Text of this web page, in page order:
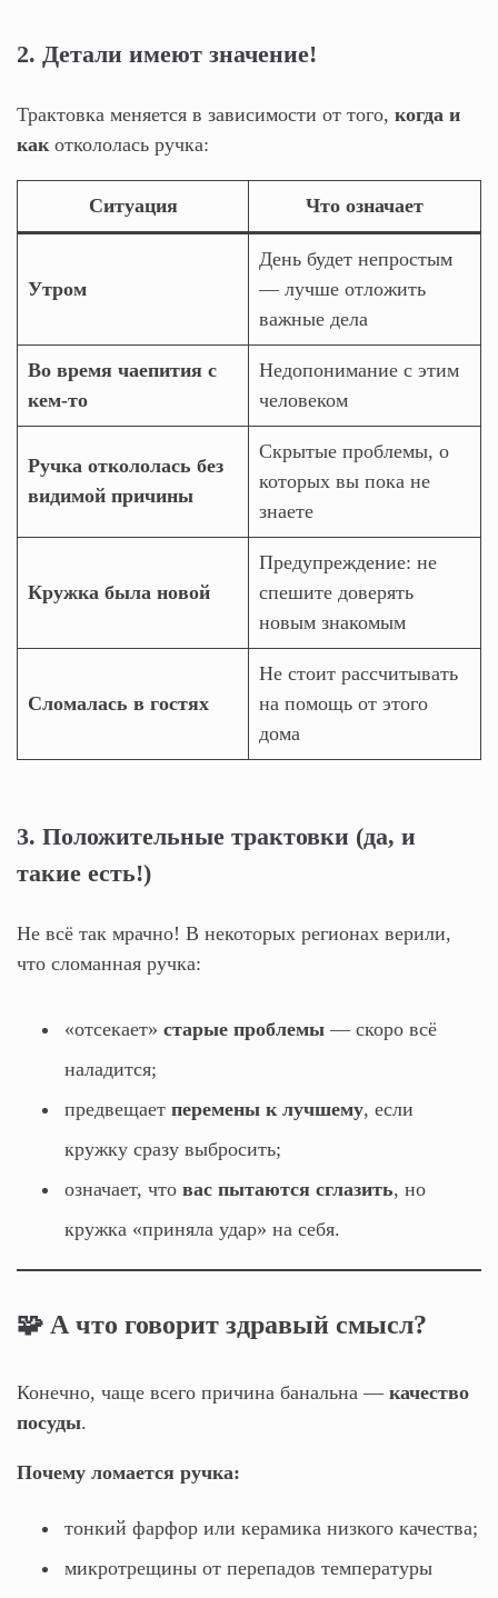
2. Детали имеют значение!
Трактовка меняется в зависимости от того, когда и
какоткололась ручка:
Ситуация Что означает
Утром
День будет непростым
— лучше отложить
важные дела
Во время чаепития с
кем‑то
Недопонимание с этим
человеком
Ручка откололась без
видимой причины
Скрытые проблемы, о
которых вы пока не
знаете
Кружка была новой
Предупреждение: не
спешите доверять
новым знакомым
Сломалась в гостях
Не стоит рассчитывать
на помощь от этого
дома
3. Положительные трактовки (да, и
такие есть!)
Не всё так мрачно! В некоторых регионах верили,
что сломанная ручка:
«отсекает» старые проблемы — скоро всё
наладится;
предвещает перемены к лучшему, если
кружку сразу выбросить;
означает, что вас пытаются сглазить, но
кружка «приняла удар» на себя.
🧩 А что говорит здравый смысл?
Конечно, чаще всего причина банальна — качество
посуды.
Почему ломается ручка:
тонкий фарфор или керамика низкого качества;
микротрещины от перепадов температуры